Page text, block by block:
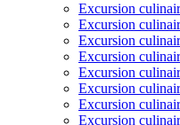
Excursion
Excursion
Excursion
Excursion
Excursion
Excursion
Excursion
Excursion